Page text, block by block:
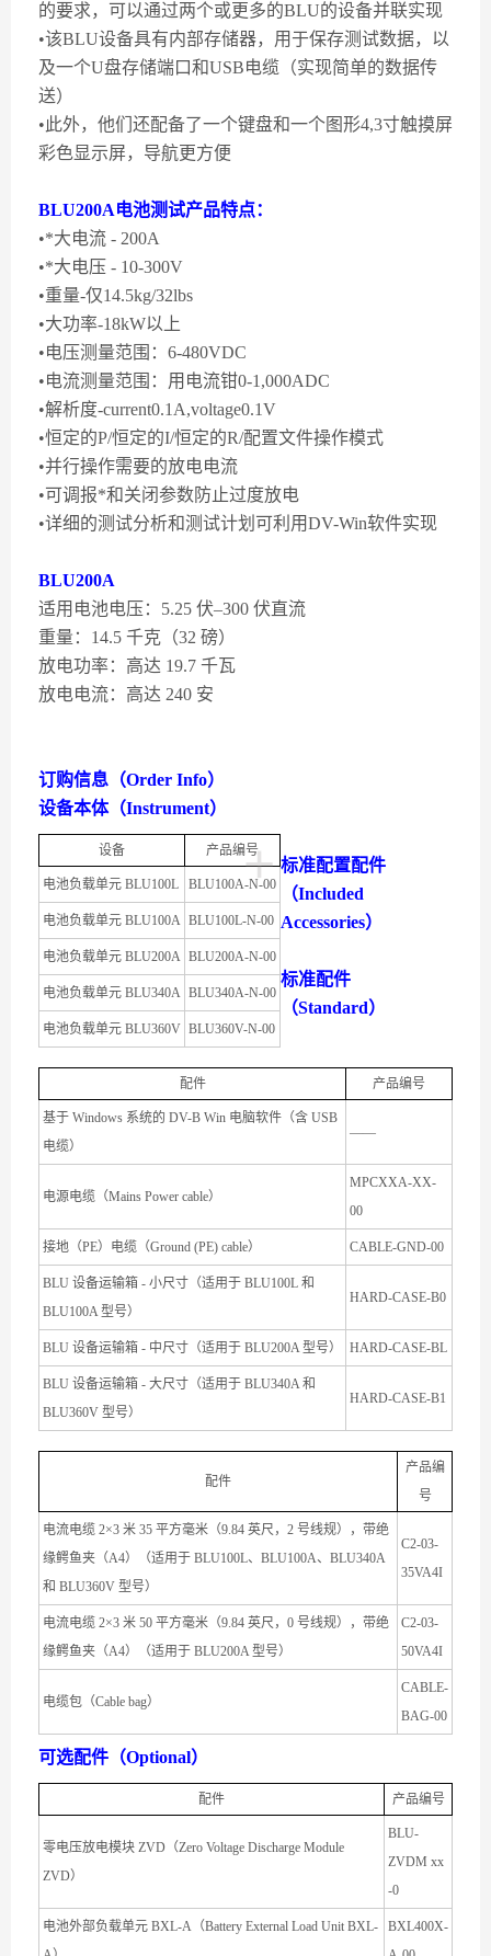
的要求，可以通过两个或更多的BLU的设备并联实现
•该BLU设备具有内部存储器，用于保存测试数据，以
及一个U盘存储端口和USB电缆（实现简单的数据传
送）
•此外，他们还配备了一个键盘和一个图形4,3寸触摸屏
彩色显示屏，导航更方便
BLU200A电池测试产品特点：
•*大电流 - 200A
•*大电压 - 10-300V
•重量-仅14.5kg/32lbs
•大功率-18kW以上
•电压测量范围：6-480VDC
•电流测量范围：用电流钳0-1,000ADC
•解析度-current0.1A,voltage0.1V
•恒定的P/恒定的I/恒定的R/配置文件操作模式
•并行操作需要的放电电流
•可调报*和关闭参数防止过度放电
•详细的测试分析和测试计划可利用DV-Win软件实现
BLU200A
适用电池电压：5.25 伏–300 伏直流
重量：14.5 千克（32 磅）
放电功率：高达 19.7 千瓦
放电电流：高达 240 安
订购信息（Order Info）
设备本体（Instrument）
+
设备 产品编号
电池负载单元 BLU100L BLU100A-N-00
电池负载单元 BLU100A BLU100L-N-00
电池负载单元 BLU200A BLU200A-N-00
电池负载单元 BLU340A BLU340A-N-00
电池负载单元 BLU360V BLU360V-N-00
标准配置配件
（Included
Accessories）
配件 产品编号
基于 Windows 系统的 DV-B Win 电脑软件（含 USB
电缆）
——
电源电缆（Mains Power cable）
MPCXXA-XX-
00
接地（PE）电缆（Ground (PE) cable） CABLE-GND-00
BLU 设备运输箱 - 小尺寸（适用于 BLU100L 和
BLU100A 型号）
HARD-CASE-B0
BLU 设备运输箱 - 中尺寸（适用于 BLU200A 型号） HARD-CASE-BL
BLU 设备运输箱 - 大尺寸（适用于 BLU340A 和
BLU360V 型号）
HARD-CASE-B1
标准配件
（Standard）
配件
产品编
号
电流电缆 2×3 米 35 平方毫米（9.84 英尺，2 号线规），带绝
缘鳄鱼夹（A4）（适用于 BLU100L、BLU100A、BLU340A
和 BLU360V 型号）
C2-03-
35VA4I
电流电缆 2×3 米 50 平方毫米（9.84 英尺，0 号线规），带绝
缘鳄鱼夹（A4）（适用于 BLU200A 型号）
C2-03-
50VA4I
电缆包（Cable bag）
CABLE-
BAG-00
可选配件（Optional）
配件 产品编号
零电压放电模块 ZVD（Zero Voltage Discharge Module
ZVD）
BLU-
ZVDM xx
-0
电池外部负载单元 BXL-A（Battery External Load Unit BXL-
BXL400X-